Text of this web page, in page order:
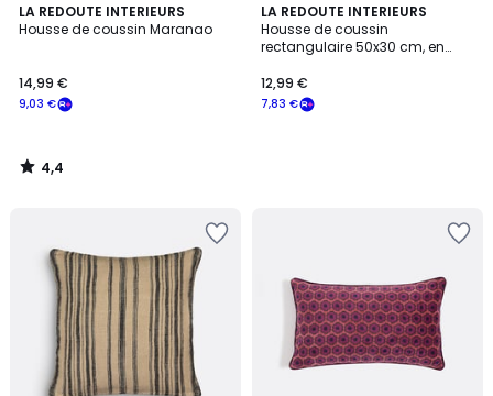
LA REDOUTE INTERIEURS
Housse de coussin Maranao
9,03 €
14,99 €
4,4
/ 5
4,4
/
LA REDOUTE INTERIEURS
Housse de coussin
rectangulaire 50x30 cm, en
7,83 €
12,99 €